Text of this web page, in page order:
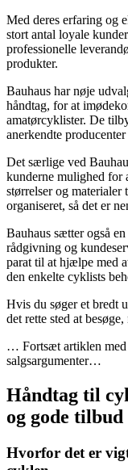
Med deres erfaring og
stort antal loyale
professionelle
produkter.
Bauhaus har nøje
håndtag, for at
amatørcyklister. De
anerkendte
Det særlige ved
kunderne mulighed for
størrelser og
organiseret, så det er
Bauhaus sætter også
rådgivning og
parat til at hjælpe med
den enkelte cyklists
Hvis du søger et bredt
det rette sted at
… Fortsæt artiklen med
salgsargumenter…
Håndtag til
og gode
Hvorfor det er